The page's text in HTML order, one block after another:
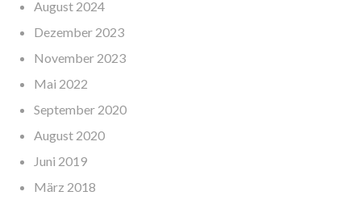
August 2024
Dezember 2023
November 2023
Mai 2022
September 2020
August 2020
Juni 2019
März 2018